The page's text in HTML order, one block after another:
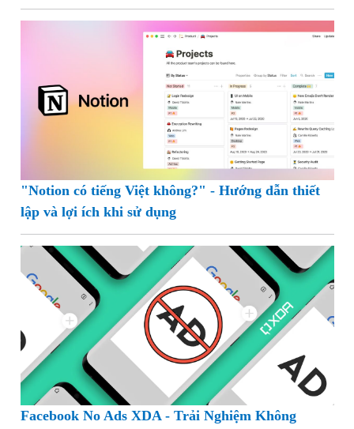
"Notion có tiếng Việt không?" - Hướng dẫn thiết
lập và lợi ích khi sử dụng
Facebook No Ads XDA - Trải Nghiệm Không